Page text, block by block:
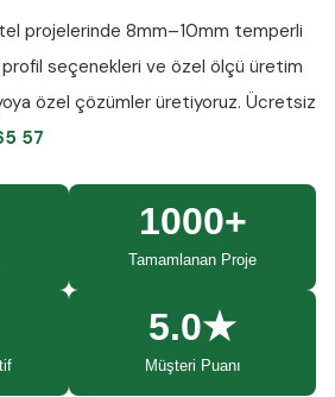
projelerinde 8mm–10mm temperli
seçenekleri ve özel ölçü üretim
özel çözümler üretiyoruz. Ücretsiz
57
1000+
Tamamlanan Proje
5.0★
Müşteri Puanı